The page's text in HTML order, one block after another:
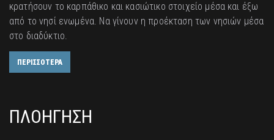
κρατήσουν το καρπάθικο και κασιώτικο στοιχείο μέσα και έξω
από το νησί ενωμένα. Να γίνουν η προέκταση των νησιών μέσα
στο διαδύκτιο.
ΠΕΡΙΣΣΟΤΕΡΑ
ΠΛΟΗΓΗΣΗ